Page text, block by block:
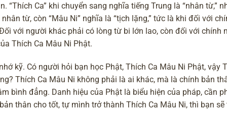
Ca” khi chuyển sang nghĩa tiếng Trung là “nhân từ,”
từ, còn “Mâu Ni” nghĩa là “tịch lặng,” tức là khi đối với
với người khác phải có lòng từ bi lớn lao, còn đối với chính
Thích Ca Mâu Ni Phật.
kỹ. Có người hỏi bạn học Phật, Thích Ca Mâu Ni Phật, vậy
Thích Ca Mâu Ni không phải là ai khác, mà là chính bản
bình đẳng. Danh hiệu của Phật là biểu hiện của pháp, cần
thân cho tốt, tự mình trở thành Thích Ca Mâu Ni, thì bạn sẽ